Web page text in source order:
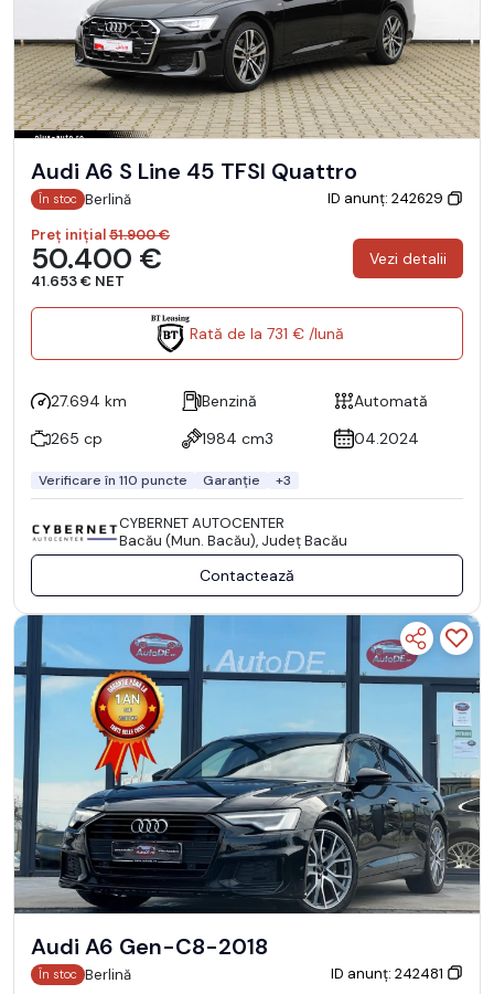
Audi A6 S Line 45 TFSI Quattro
În stoc Berlină
ID anunț: 242629
Preț inițial51.900 €
50.400 €
41.653 € NET
Vezi detalii
Rată de la 731 € /lună
27.694 km Benzină
Automată
265 cp
1984 cm3 04.2024
Verificare în 110 puncte Garanție +3
CYBERNET AUTOCENTER
Bacău (Mun. Bacău), Județ Bacău
Contactează
Audi A6 Gen-C8-2018
În stoc Berlină ID anunț: 242481